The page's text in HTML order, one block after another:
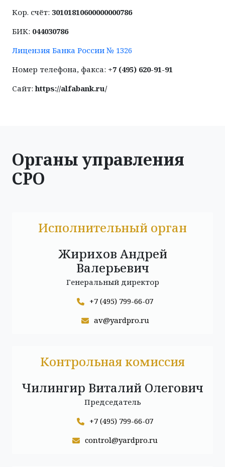
Кор. счёт: 30101810600000000786
БИК: 044030786
Лицензия Банка России № 1326
Номер телефона, факса: +7 (495) 620-91-91
Сайт:https://alfabank.ru/
Органы управления
СРО
Исполнительный орган
Жирихов Андрей
Валерьевич
Генеральный директор
+7 (495) 799-66-07
av@yardpro.ru
Контрольная комиссия
Чилингир Виталий Олегович
Председатель
+7 (495) 799-66-07
control@yardpro.ru